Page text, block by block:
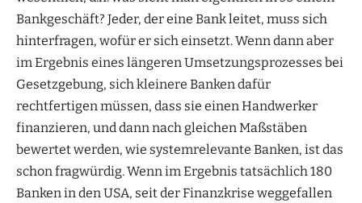
Bankgeschäft? Jeder, der eine Bank leitet, muss sich
hinterfragen, wofür er sich einsetzt. Wenn dann aber
im Ergebnis eines längeren Umsetzungsprozesses bei
Gesetzgebung, sich kleinere Banken dafür
rechtfertigen müssen, dass sie einen Handwerker
finanzieren, und dann nach gleichen Maßstäben
bewertet werden, wie systemrelevante Banken, ist das
schon fragwürdig. Wenn im Ergebnis tatsächlich 180
Banken in den USA, seit der Finanzkrise weggefallen